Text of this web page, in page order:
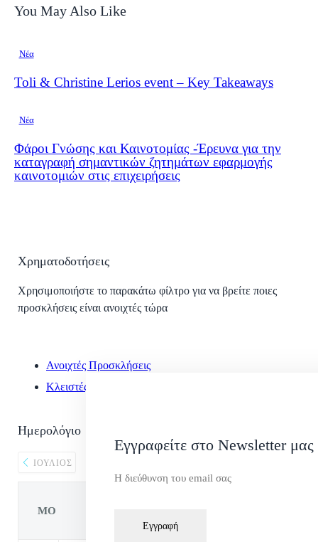
You May Also Like
Νέα
Toli & Christine Lerios event – Key Takeaways
Νέα
Φάροι Γνώσης και Καινοτομίας -Έρευνα για την
καταγραφή σημαντικών ζητημάτων εφαρμογής
καινοτομιών στις επιχειρήσεις
Χρηματοδοτήσεις
Χρησιμοποιήστε το παρακάτω φίλτρο για να βρείτε ποιες
προσκλήσεις είναι ανοιχτές τώρα
Ανοιχτές Προσκλήσεις
Κλειστές Προσκλήσεις
Ημερολόγιο
ΙΟΎΛΙΟΣ
MO
Εγγραφείτε στο Newsletter μας
Εγγραφή